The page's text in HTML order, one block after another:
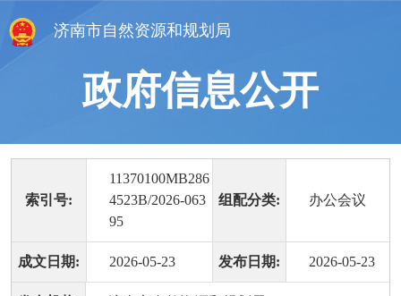
济南市自然资源和规划局
政府信息公开
索引号:
11370100MB286
4523B/2026-063
95
组配分类: 办公会议
成文日期: 2026-05-23 发布日期: 2026-05-23